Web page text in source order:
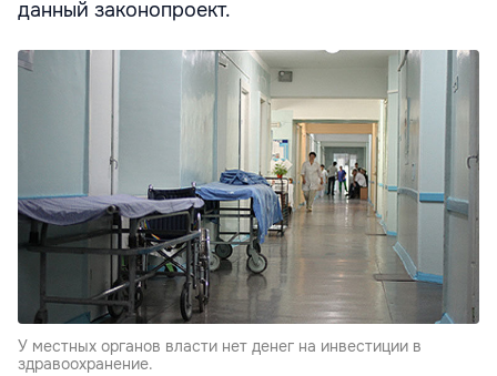
данный законопроект.
У местных органов власти нет денег на инвестиции в
здравоохранение.